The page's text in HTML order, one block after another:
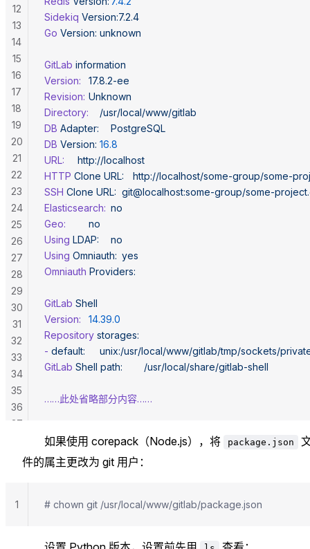
Sidekiq Version:7.2.4
Go Version:
	unknown
GitLab information
Version:
	17.8.2-ee
Revision:
	Unknown
Directory:
	/usr/local/www/gitlab
DB Adapter:
	PostgreSQL
DB Version:
	16.8
URL:
		http://localhost
HTTP Clone URL:
http://localhost/some-group/some-
SSH Clone URL:
git@localhost:some-group/some-
Elasticsearch:
	no
Geo:
		no
Using LDAP:
	no
Using Omniauth:
	yes
Omniauth Providers:
GitLab Shell
Version:
	14.39.0
Repository storages:
- default:
unix:/usr/local/www/gitlab/tmp/sockets/
GitLab Shell path:
		/usr/local/share/gitlab-shell
……此处省略部分内容……
12
13
14
15
16
17
18
19
20
21
22
23
24
25
26
27
28
29
30
31
32
33
34
35
36
37
如果使用 corepack（Node.js），将 package.json
件的属主更改为 git 用户：
# chown git /usr/local/www/gitlab/package.json
1